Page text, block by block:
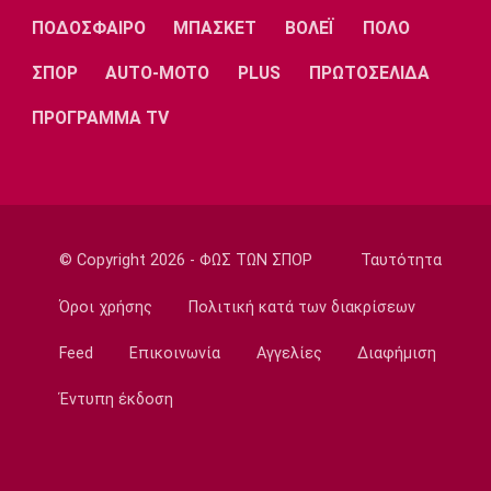
Στον Παναιτωλικό ο Μάρβελους Νακάμπα
13:40
Το Ελεγκτικό Συνέδριο ακύρωσε τον
13:27
Ίντερ: «Δένει» για πάντα τον Ντιμάρκο
13:20
Στη Μπανταλόνα για ένα χρόνο ο Μπούγκι
ΠΟΔΟΣΦΑΙΡΟ ΜΠΑΣΚΕΤ ΒΟΛΕΪ ΠΟΛΟ
ΣΠΟΡ AUTO-MOTO PLUS ΠΡΩΤΟΣΕΛΙΔΑ
ΠΡΟΓΡΑΜΜΑ TV
© Copyright 2026 - ΦΩΣ ΤΩΝ ΣΠΟΡ Ταυτότητα
Όροι χρήσης Πολιτική κατά των διακρίσεων
Feed Επικοινωνία Αγγελίες Διαφήμιση
Έντυπη έκδοση